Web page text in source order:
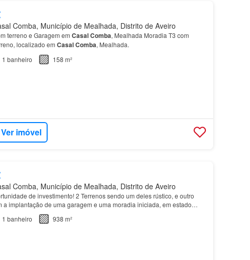
Comba, Município de Mealhada, Distrito de Aveiro
terreno e Garagem em CasalComba, Mealhada Moradia T3 com
localizado em CasalComba, Mealhada.
1 banheiro
158 m²
Ver imóvel
Comba, Município de Mealhada, Distrito de Aveiro
de investimento! 2 Terrenos sendo um deles rústico, e outro
a implantação de uma garagem e uma moradia iniciada, em estado
na Rua das Escolas, Silvã, numa zona urbaniza…
1 banheiro
938 m²